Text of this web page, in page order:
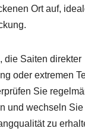
Ort auf,
die Saiten direkter
oder extremen
Sie
und wechseln Sie
zu